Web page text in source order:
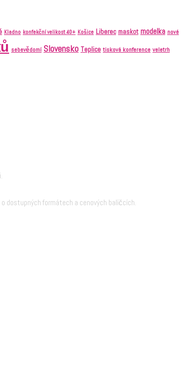
Kladno konfekční velikost 40+ Košice Liberec maskot modelka nové
sebevědomí Slovensko Teplice tisková konference veletrh
dostupných formátech a cenových balíčcích.